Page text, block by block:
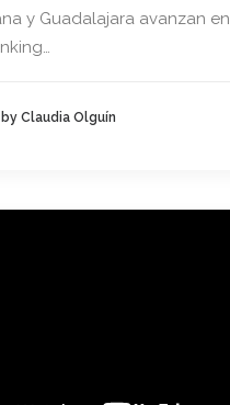
y Guadalajara avanzan en
by Claudia Olguín